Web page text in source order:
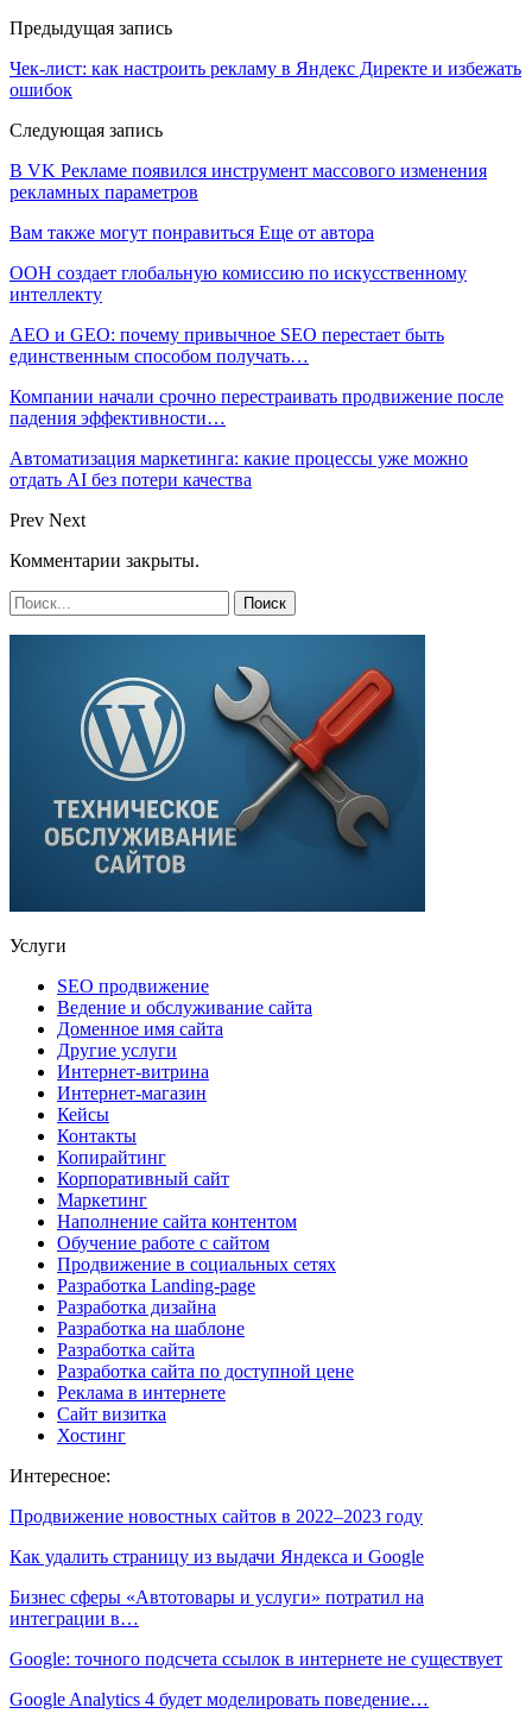
Предыдущая запись
Чек-лист: как настроить рекламу в Яндекс Директе и избежать
ошибок
Следующая запись
В VK Рекламе появился инструмент массового изменения
рекламных параметров
Вам также могут понравиться Еще от автора
ООН создает глобальную комиссию по искусственному
интеллекту
AEO и GEO: почему привычное SEO перестает быть
единственным способом получать…
Компании начали срочно перестраивать продвижение после
падения эффективности…
Автоматизация маркетинга: какие процессы уже можно
отдать AI без потери качества
Prev Next
Комментарии закрыты.
Услуги
SEO продвижение
Ведение и обслуживание сайта
Доменное имя сайта
Другие услуги
Интернет-витрина
Интернет-магазин
Кейсы
Контакты
Копирайтинг
Корпоративный сайт
Маркетинг
Наполнение сайта контентом
Обучение работе с сайтом
Продвижение в социальных сетях
Разработка Landing-page
Разработка дизайна
Разработка на шаблоне
Разработка сайта
Разработка сайта по доступной цене
Реклама в интернете
Сайт визитка
Хостинг
Интересное:
Продвижение новостных сайтов в 2022–2023 году
Как удалить страницу из выдачи Яндекса и Google
Бизнес сферы «Автотовары и услуги» потратил на
интеграции в…
Google: точного подсчета ссылок в интернете не существует
Google Analytics 4 будет моделировать поведение…